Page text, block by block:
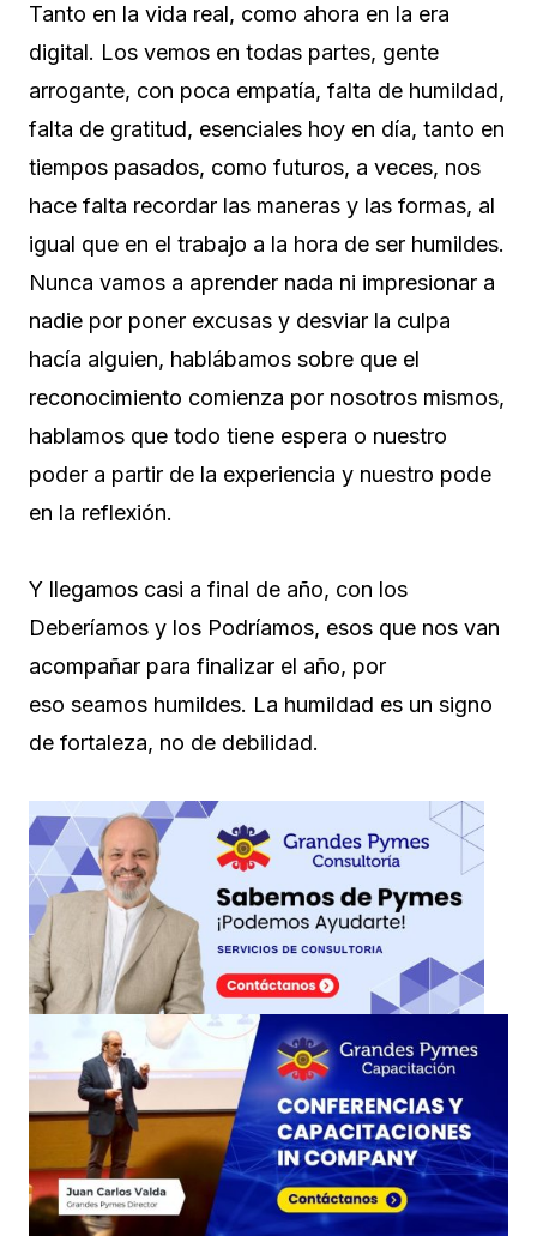
Tanto en la vida real, como ahora en la era
digital. Los vemos en todas partes, gente
arrogante, con poca empatía, falta de humildad,
falta de gratitud, esenciales hoy en día, tanto en
tiempos pasados, como futuros, a veces, nos
hace falta recordar las maneras y las formas, al
igual que en el trabajo a la hora de ser humildes.
Nunca vamos a aprender nada ni impresionar a
nadie por poner excusas y desviar la culpa
hacía alguien, hablábamos sobre que el
reconocimiento comienza por nosotros mismos,
hablamos que todo tiene espera o nuestro
poder a partir de la experiencia y nuestro pode
en la reflexión.
Y llegamos casi a final de año, con los
Deberíamos y los Podríamos, esos que nos van
acompañar para finalizar el año, por
eso seamos humildes. La humildad es un signo
de fortaleza, no de debilidad.